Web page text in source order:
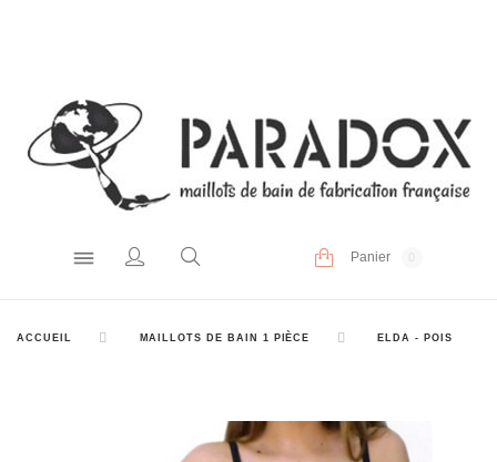
Panier
ACCUEIL MAILLOTS DE BAIN 1 PIÈCE ELDA - POIS